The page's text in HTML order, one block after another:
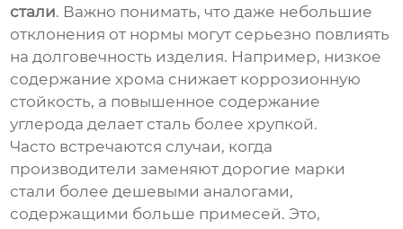
стали. Важно понимать, что даже небольшие
отклонения от нормы могут серьезно повлиять
на долговечность изделия. Например, низкое
содержание хрома снижает коррозионную
стойкость, а повышенное содержание
углерода делает сталь более хрупкой.
Часто встречаются случаи, когда
производители заменяют дорогие марки
стали более дешевыми аналогами,
содержащими больше примесей. Это,